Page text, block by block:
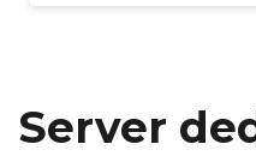
Server